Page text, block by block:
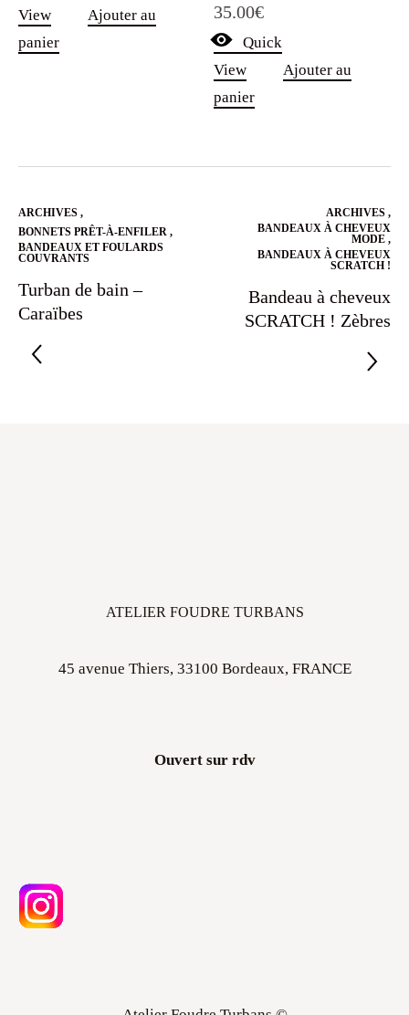
View
Ajouter au
panier
5.00
35.00€
Quick
View
Ajouter au
panier
ARCHIVES ,
BONNETS PRÊT-À-ENFILER ,
BANDEAUX ET FOULARDS
COUVRANTS
Turban de bain –
Caraïbes
ARCHIVES ,
BANDEAUX À CHEVEUX
MODE ,
BANDEAUX À CHEVEUX
SCRATCH !
Bandeau à cheveux
SCRATCH ! Zèbres
ATELIER FOUDRE TURBANS
45 avenue Thiers, 33100 Bordeaux, FRANCE
Ouvert sur rdv